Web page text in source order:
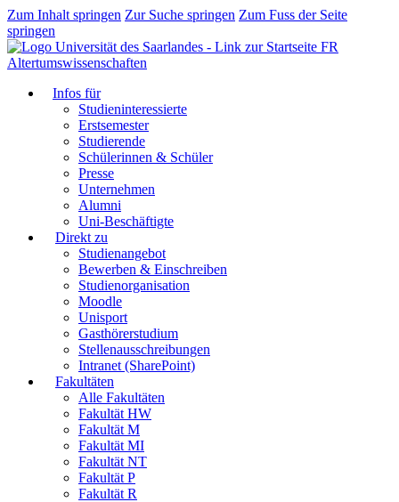
Zum Inhalt springen Zur Suche springen Zum Fuss der Seite
springen
FR
Altertumswissenschaften
Infos für
Studieninteressierte
Erstsemester
Studierende
Schülerinnen & Schüler
Presse
Unternehmen
Alumni
Uni-Beschäftigte
Direkt zu
Studienangebot
Bewerben & Einschreiben
Studienorganisation
Moodle
Unisport
Gasthörerstudium
Stellenausschreibungen
Intranet (SharePoint)
Fakultäten
Alle Fakultäten
Fakultät HW
Fakultät M
Fakultät MI
Fakultät NT
Fakultät P
Fakultät R